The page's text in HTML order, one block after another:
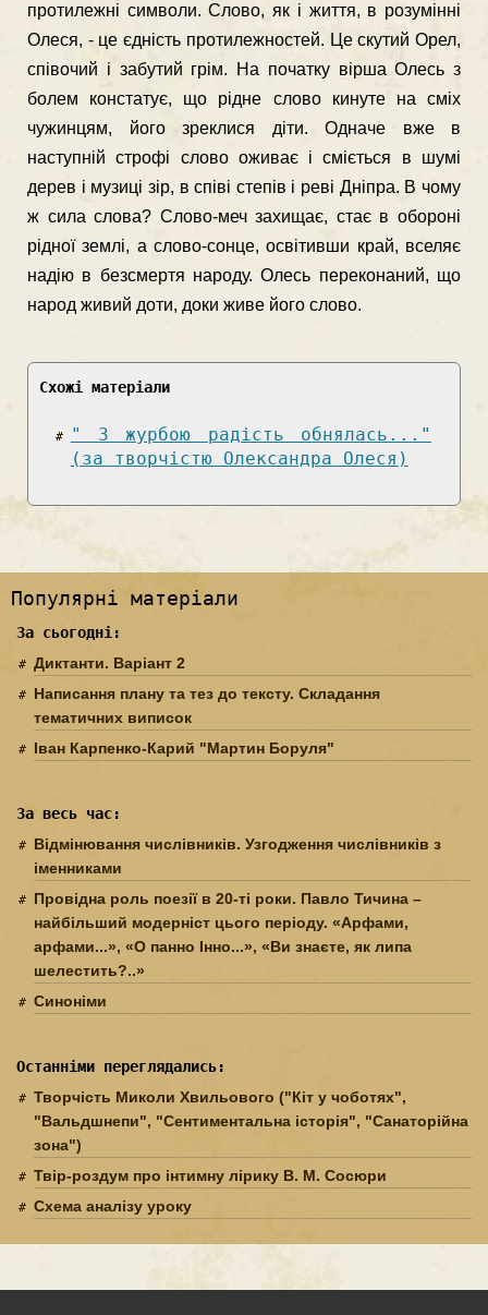
протилежні символи. Слово, як і життя, в розумінні
Олеся, - це єдність протилежностей. Це скутий Орел,
співочий і забутий грім. На початку вірша Олесь з
болем констатує, що рідне слово кинуте на сміх
чужинцям, його зреклися діти. Одна­че вже в
наступній строфі слово оживає і сміється в шумі
дерев і музиці зір, в співі степів і реві Дніпра. В чому
ж сила слова? Слово-меч захищає, стає в обороні
рідної землі, а слово-сонце, освітивши край, вселяє
надію в безсмертя народу. Олесь переконаний, що
на­род живий доти, доки живе його слово.
Схожі матеріали
" 3 журбою радість обнялась..."
(за творчістю Олександра Олеся)
Популярні матеріали
За сьогодні:
Диктанти. Варіант 2
Написання плану та тез до тексту. Складання
тематичних виписок
Іван Карпенко-Карий "Мартин Боруля"
За весь час:
Відмінювання числівників. Узгодження числівників з
іменниками
Провідна роль поезії в 20-ті роки. Павло Тичина –
найбільший модерніст цього періоду. «Арфами,
арфами...», «О панно Інно...», «Ви знаєте, як липа
шелестить?..»
Синоніми
Останніми переглядались:
Творчість Миколи Хвильового ("Кіт у чоботях",
"Вальдшнепи", "Сентиментальна історія", "Санаторійна
зона")
Твір-роздум про інтимну лірику В. М. Сосюри
Схема аналізу уроку